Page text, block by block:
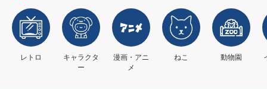
レトロ
キャラクタ
ー
漫画・アニ
メ
ねこ 動物園